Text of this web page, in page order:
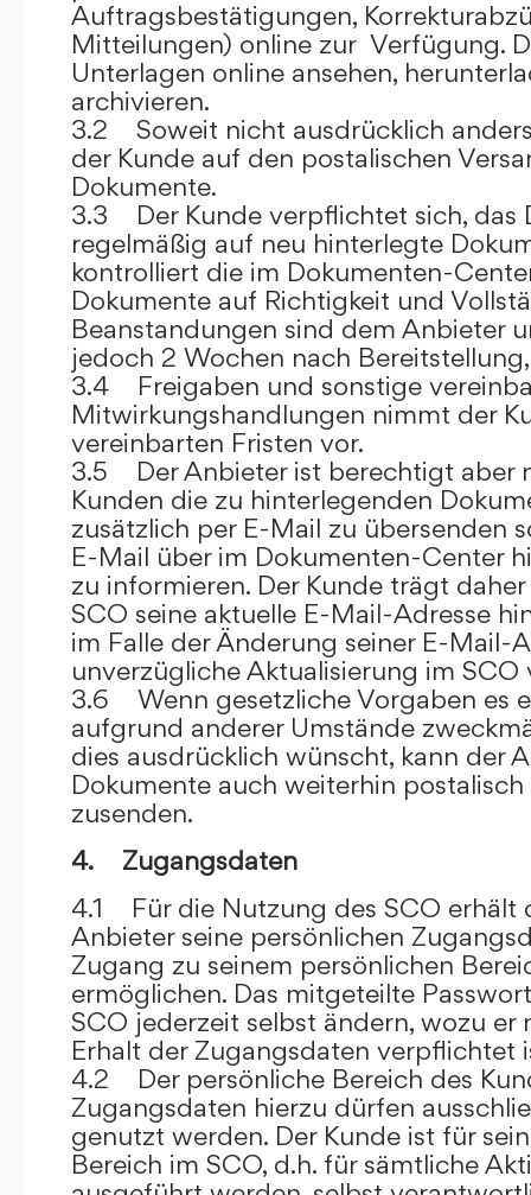
Auftragsbestätigungen,
Mitteilungen) online zur Verfügung.
Unterlagen online ansehen,
archivieren.
3.2 Soweit nicht ausdrücklich
der Kunde auf den postalischen
Dokumente.
3.3 Der Kunde verpflichtet sich, das
regelmäßig auf neu hinterlegte
kontrolliert die im Dokumenten-
Dokumente auf Richtigkeit und
Beanstandungen sind dem Anbieter
jedoch 2 Wochen nach
3.4 Freigaben und sonstige
Mitwirkungshandlungen nimmt der
vereinbarten Fristen vor.
3.5 Der Anbieter ist berechtigt aber
Kunden die zu hinterlegenden
zusätzlich per E-Mail zu übersenden
E-Mail über im Dokumenten-Center
zu informieren. Der Kunde trägt
SCO seine aktuelle E-Mail-Adresse
im Falle der Änderung seiner E-Mail-
unverzügliche Aktualisierung im SCO
3.6 Wenn gesetzliche Vorgaben es
aufgrund anderer Umstände
dies ausdrücklich wünscht, kann der
Dokumente auch weiterhin
zusenden.
4. Zugangsdaten
4.1 Für die Nutzung des SCO erhält
Anbieter seine persönlichen
Zugang zu seinem persönlichen
ermöglichen. Das mitgeteilte
SCO jederzeit selbst ändern, wozu er
Erhalt der Zugangsdaten verpflichtet
4.2 Der persönliche Bereich des
Zugangsdaten hierzu dürfen
genutzt werden. Der Kunde ist für
Bereich im SCO, d.h. für sämtliche